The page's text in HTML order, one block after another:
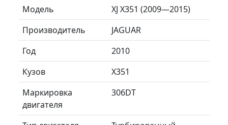
Модель
XJ X351 (2009—2015)
Производитель
JAGUAR
Год
2010
Кузов
X351
Маркировка
двигателя
306DT